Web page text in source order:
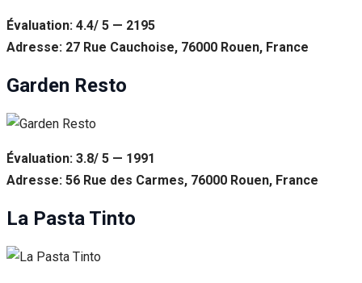
Évaluation: 4.4/ 5 — 2195
Adresse: 27 Rue Cauchoise, 76000 Rouen, France
Garden Resto
Évaluation: 3.8/ 5 — 1991
Adresse: 56 Rue des Carmes, 76000 Rouen, France
La Pasta Tinto